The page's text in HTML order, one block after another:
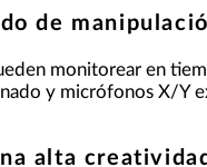
de
monitorear en
y micrófonos X/Y
alta